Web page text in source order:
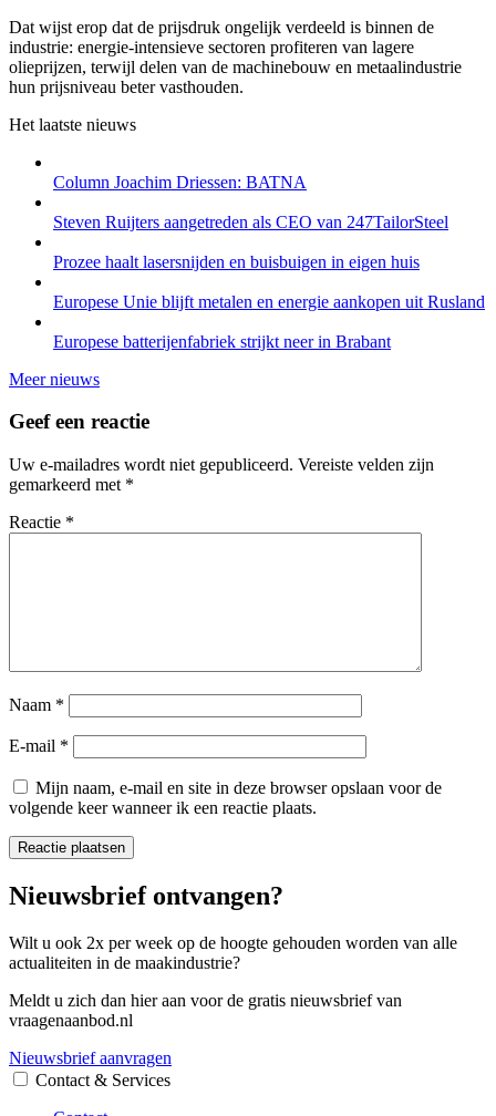
Dat wijst erop dat de prijsdruk ongelijk verdeeld is binnen de
industrie: energie-intensieve sectoren profiteren van lagere
olieprijzen, terwijl delen van de machinebouw en metaalindustrie
hun prijsniveau beter vasthouden.
Het laatste nieuws
Column Joachim Driessen: BATNA
Steven Ruijters aangetreden als CEO van 247TailorSteel
Prozee haalt lasersnijden en buisbuigen in eigen huis
Europese Unie blijft metalen en energie aankopen uit Rusland
Europese batterijenfabriek strijkt neer in Brabant
Meer nieuws
Geef een reactie
Uw e-mailadres wordt niet gepubliceerd. Vereiste velden zijn
gemarkeerd met *
Reactie *
Naam *
E-mail *
Mijn naam, e-mail en site in deze browser opslaan voor de
volgende keer wanneer ik een reactie plaats.
Nieuwsbrief ontvangen?
Wilt u ook 2x per week op de hoogte gehouden worden van alle
actualiteiten in de maakindustrie?
Meldt u zich dan hier aan voor de gratis nieuwsbrief van
vraagenaanbod.nl
Nieuwsbrief aanvragen
Contact & Services